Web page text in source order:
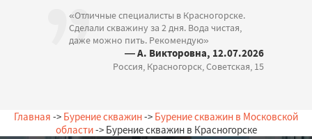
«Отличные специалисты в Красногорске.
Сделали скважину за 2 дня. Вода чистая,
даже можно пить. Рекомендую»
— А. Викторовна, 12.07.2026
Россия, Красногорск, Советская, 15
Главная -> Бурение скважин-> Бурение скважин в Московской
области-> Бурение скважин в Красногорске